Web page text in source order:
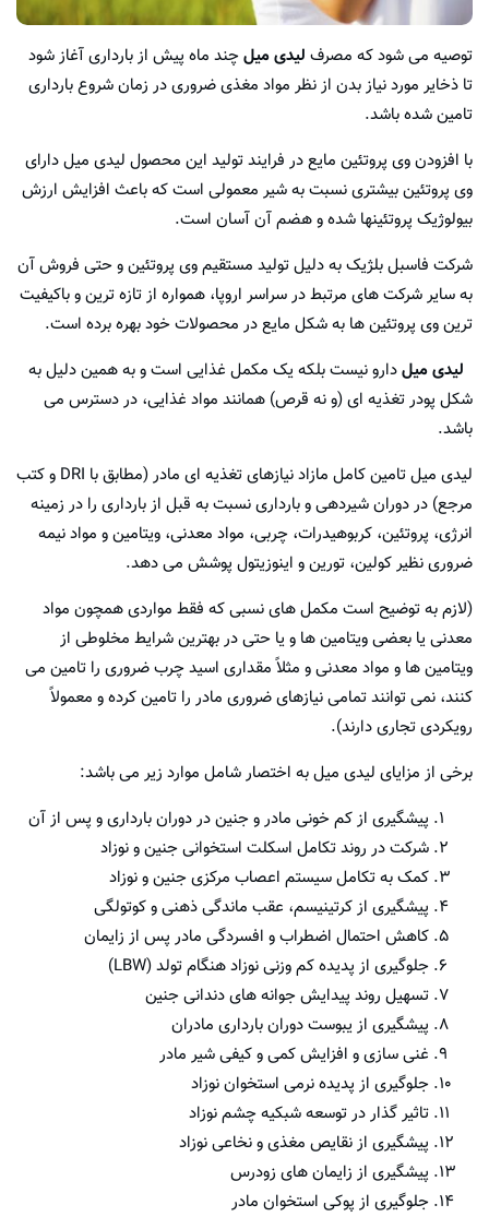
توصیه می شود که مصرف لیدی میلچند ماه پیش از بارداری آغاز شود
تا ذخایر مورد نیاز بدن از نظر مواد مغذی ضروری در زمان شروع بارداری
تامین شده باشد.
با افزودن وی پروتئین مایع در فرایند تولید این محصول لیدی میل دارای
وی پروتئین بیشتری نسبت به شیر معمولی است که باعث افزایش ارزش
بیولوژیک پروتئینها شده و هضم آن آسان است.
شرکت فاسبل بلژیک به دلیل تولید مستقیم وی پروتئین و حتی فروش آن
به سایر شرکت های مرتبط در سراسر اروپا، همواره از تازه ترین و باکیفیت
ترین وی پروتئین ها به شکل مایع در محصولات خود بهره برده است.
لیدی میلدارو نیست بلکه یک مکمل غذایی است و به همین دلیل به
شکل پودر تغذیه ای (و نه قرص) همانند مواد غذایی، در دسترس می
باشد.
لیدی میل تامین کامل مازاد نیازهای تغذیه ای مادر (مطابق با DRI و کتب
مرجع) در دوران شیردهی و بارداری نسبت به قبل از بارداری را در زمینه
انرژی، پروتئین، کربوهیدرات، چربی، مواد معدنی، ویتامین و مواد نیمه
ضروری نظیر کولین، تورین و اینوزیتول پوشش می دهد.
(لازم به توضیح است مکمل های نسبی که فقط مواردی همچون مواد
معدنی یا بعضی ویتامین ها و یا حتی در بهترین شرایط مخلوطی از
ویتامین ها و مواد معدنی و مثلاً مقداری اسید چرب ضروری را تامین می
کنند، نمی توانند تمامی نیازهای ضروری مادر را تامین کرده و معمولاً
رویکردی تجاری دارند).
برخی از مزایای لیدی میل به اختصار شامل موارد زیر می باشد:
پیشگیری از کم خونی مادر و جنین در دوران بارداری و پس از آن
شرکت در روند تکامل اسکلت استخوانی جنین و نوزاد
کمک به تکامل سیستم اعصاب مرکزی جنین و نوزاد
پیشگیری از کرتینیسم، عقب ماندگی ذهنی و کوتولگی
کاهش احتمال اضطراب و افسردگی مادر پس از زایمان
جلوگیری از پدیده کم وزنی نوزاد هنگام تولد (LBW)
تسهیل روند پیدایش جوانه های دندانی جنین
پیشگیری از یبوست دوران بارداری مادران
غنی سازی و افزایش کمی و کیفی شیر مادر
جلوگیری از پدیده نرمی استخوان نوزاد
تاثیر گذار در توسعه شبکیه چشم نوزاد
پیشگیری از نقایص مغذی و نخاعی نوزاد
پیشگیری از زایمان های زودرس
جلوگیری از پوکی استخوان مادر